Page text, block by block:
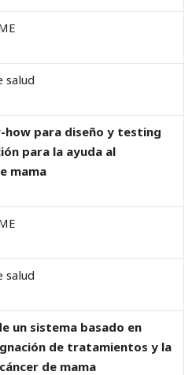
salud
how para diseño y testing
para la ayuda al
mama
salud
un sistema basado en
de tratamientos y la
de mama